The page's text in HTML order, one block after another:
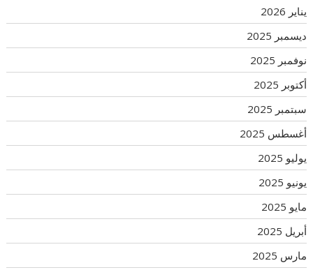
يناير 2026
ديسمبر 2025
نوفمبر 2025
أكتوبر 2025
سبتمبر 2025
أغسطس 2025
يوليو 2025
يونيو 2025
مايو 2025
أبريل 2025
مارس 2025